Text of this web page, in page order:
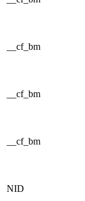
__cf_bm
__cf_bm
__cf_bm
NID